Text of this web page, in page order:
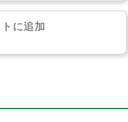
に追加